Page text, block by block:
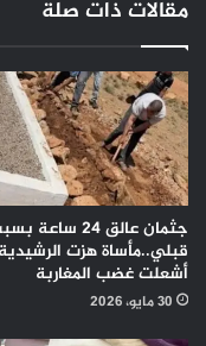
مقالات ذات صلة
جثمان عالق 24
قبلي..مأساة هزت
أشعلت غضب المغاربة
30 مايو، 2026